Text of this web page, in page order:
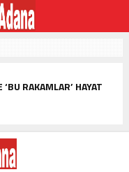
RAKAMLAR’ HAYAT